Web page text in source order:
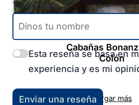
Cabañas
Colón
Cargar más
Tu nombre
Esta reseña se basa en
experiencia y es mi
Enviar una reseña